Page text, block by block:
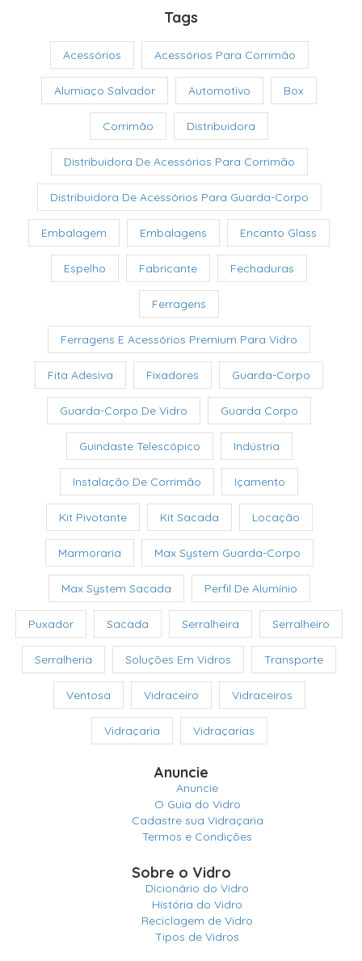
Tags
Acessórios Acessórios Para Corrimão
Alumiaço Salvador Automotivo Box
Corrimão Distribuidora
Distribuidora De Acessórios Para Corrimão
Distribuidora De Acessórios Para Guarda-Corpo
Embalagem Embalagens Encanto Glass
Espelho Fabricante Fechaduras
Ferragens
Ferragens E Acessórios Premium Para Vidro
Fita Adesiva Fixadores Guarda-Corpo
Guarda-Corpo De Vidro Guarda Corpo
Guindaste Telescópico Indústria
Instalação De Corrimão Içamento
Kit Pivotante Kit Sacada Locação
Marmoraria Max System Guarda-Corpo
Max System Sacada Perfil De Alumínio
Puxador Sacada Serralheira Serralheiro
Serralheria Soluções Em Vidros Transporte
Ventosa Vidraceiro Vidraceiros
Vidraçaria Vidraçarias
Anuncie
Anuncie
O Guia do Vidro
Cadastre sua Vidraçaria
Termos e Condições
Sobre o Vidro
Dicionário do Vidro
História do Vidro
Reciclagem de Vidro
Tipos de Vidros